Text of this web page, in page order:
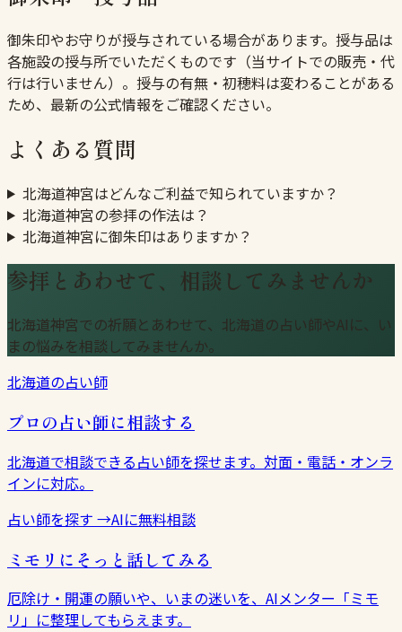
御朱印やお守りが授与されている場合があります。授与品は
各施設の授与所でいただくものです（当サイトでの販売・代
行は行いません）。授与の有無・初穂料は変わることがある
ため、最新の公式情報をご確認ください。
よくある質問
北海道神宮はどんなご利益で知られていますか？
北海道神宮の参拝の作法は？
北海道神宮に御朱印はありますか？
参拝とあわせて、相談してみませんか
北海道神宮での祈願とあわせて、北海道の占い師やAIに、い
まの悩みを相談してみませんか。
北海道の占い師
プロの占い師に相談する
北海道で相談できる占い師を探せます。対面・電話・オンラ
インに対応。
占い師を探す →AIに無料相談
ミモリにそっと話してみる
厄除け・開運の願いや、いまの迷いを、AIメンター「ミモ
リ」に整理してもらえます。